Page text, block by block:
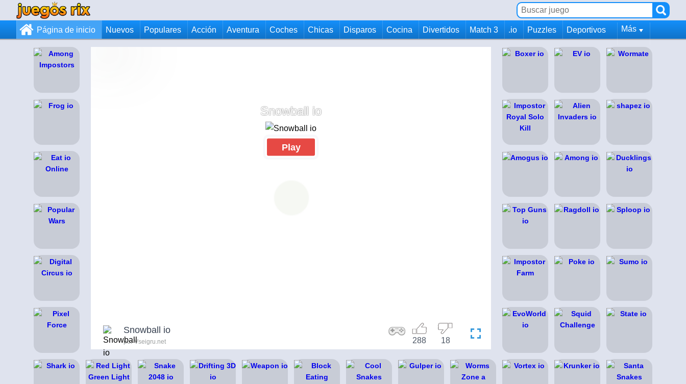
Página de inicio Nuevos Populares Acción Aventura Coches Chicas Disparos Cocina Divertidos Match 3 .io Puzzles Deportivos Más
Snowball io
Play
Snowball io
por Vseigru.net 18
288